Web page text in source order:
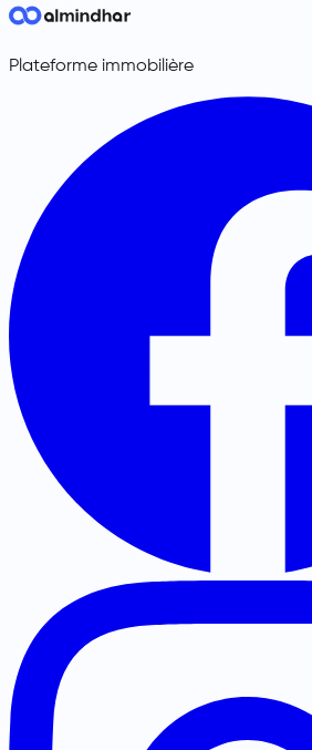
Plateforme immobilière